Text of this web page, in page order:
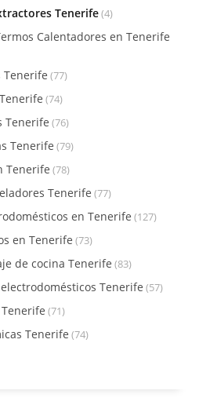
Tenerife(4)
Calentadores en Tenerife
Tenerife (77)
(74)
Tenerife (76)
Tenerife (79)
Tenerife (78)
Tenerife (77)
en Tenerife (127)
en Tenerife (73)
de cocina Tenerife (83)
Tenerife (57)
(71)
Tenerife (74)